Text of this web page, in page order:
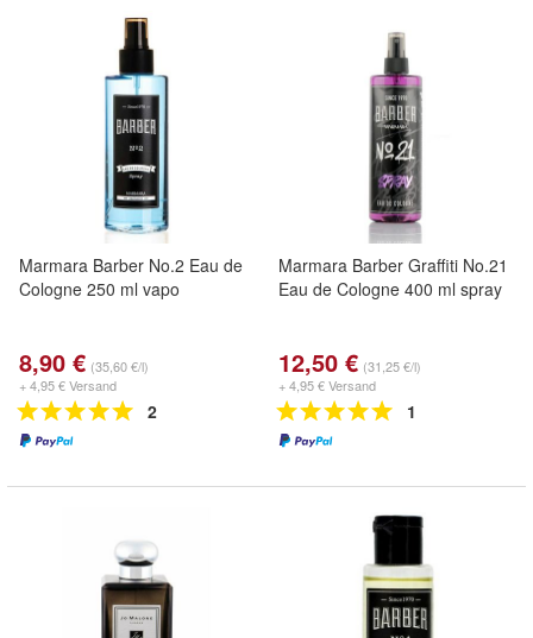
Marmara Barber No.2 Eau de
Cologne 250 ml vapo
8,90 € (35,60 €/l)
+ 4,95 € Versand
2
Marmara Barber Graffiti No.21
Eau de Cologne 400 ml spray
12,50 € (31,25 €/l)
+ 4,95 € Versand
1